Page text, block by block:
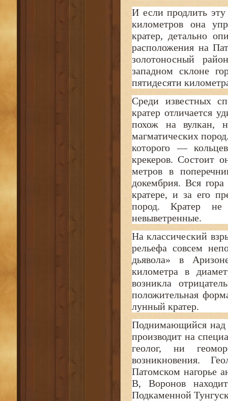
И если продлить
километров она
кратер, детально
расположения на
золотоносный
западном склоне
пятидесяти
Среди известных
кратер отличается
похож на вулкан,
магматических
которого —
крекеров. Состоит
метров в
докембрия. Вся
кратере, и за его
пород. Кратер не
невыветренные.
На классический
рельефа совсем
дьявола» в
километра в
возникла
положительная
лунный кратер.
Поднимающийся над
производит на
геолог, ни
возникновения.
Патомском нагорье
В, Воронов
Подкаменной